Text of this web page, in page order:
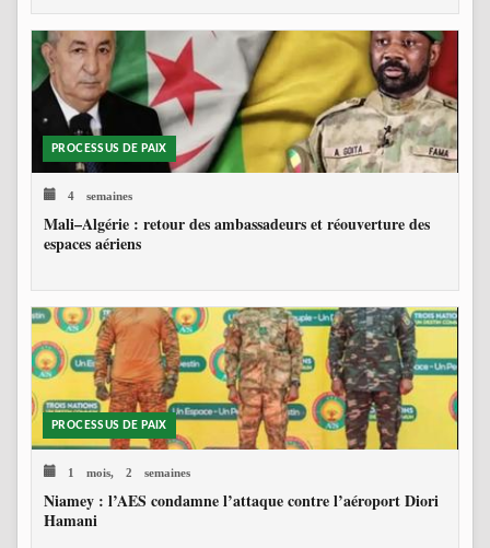
PROCESSUS DE PAIX
4 semaines
Mali–Algérie : retour des ambassadeurs et réouverture des
espaces aériens
PROCESSUS DE PAIX
1 mois, 2 semaines
Niamey : l’AES condamne l’attaque contre l’aéroport Diori
Hamani